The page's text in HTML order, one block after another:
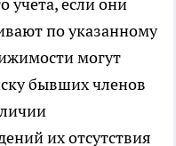
учета, если они
по указанному
могут
бывших членов
их отсутствия